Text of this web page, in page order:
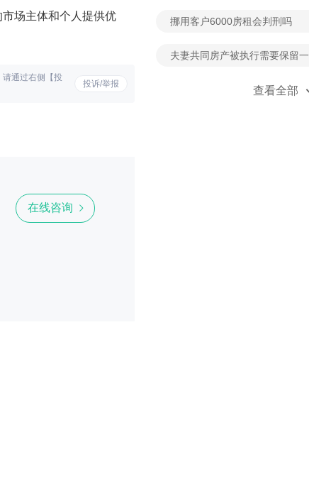
场主体和个人提供优
投诉/举报
通过右侧【投
在线咨询
挪用客户6000房租会判刑吗
夫妻共同房产被执行需要保留
廉租房可以被法院强制执行吗
查看全部